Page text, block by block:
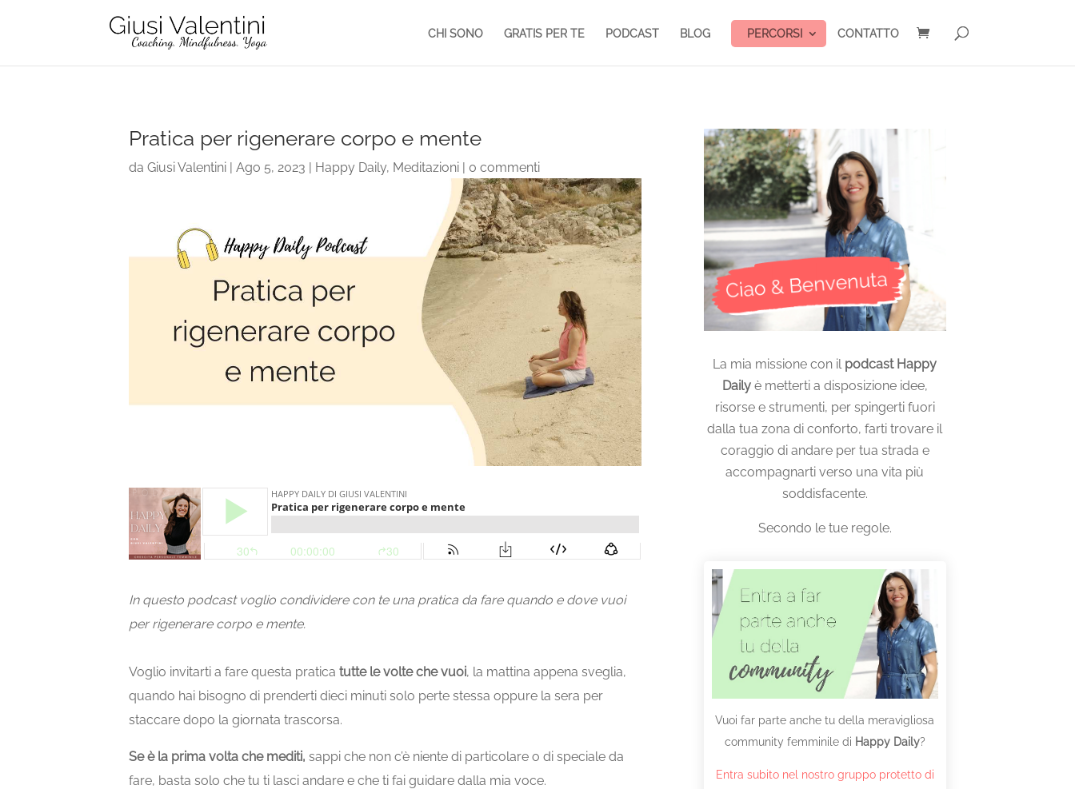
CHI SONO GRATIS PER TE PODCAST BLOG PERCORSI CONTATTO
Pratica per rigenerare corpo e mente
daGiusi Valentini |Ago 5, 2023 | Happy Daily, Meditazioni | 0 commenti
In questo podcast voglio condividere con te una pratica da fare quando e dove vuoi
per rigenerare corpo e mente.
Voglio invitarti a fare questa pratica tutte le volte che vuoi, la mattina appena sveglia,
quando hai bisogno di prenderti dieci minuti solo perte stessa oppure la sera per
staccare dopo la giornata trascorsa.
Seè la prima volta che mediti, sappi che non c’è niente di particolare o di speciale da
fare, basta solo che tu ti lasci andare e che ti faiguidare dalla mia voce.
La mia missione con il podcast Happy
Dailyè metterti a disposizione idee,
risorse e strumenti, per spingerti fuori
dalla tua zona di conforto, farti trovare il
coraggio di andare per tua strada e
accompagnarti verso una vita più
soddisfacente.
Secondo le tue regole.
Vuoi far parte anche tu della meravigliosa
community femminile di Happy Daily?
Entra subito nel nostro gruppo protetto di